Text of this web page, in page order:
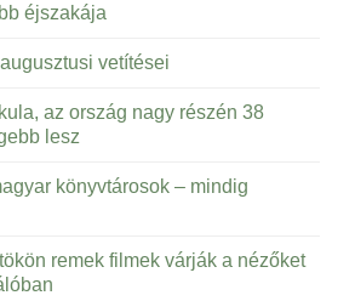
éjszakája
vetítései
az ország nagy részén 38
lesz
könyvtárosok – mindig
remek filmek várják a nézőket